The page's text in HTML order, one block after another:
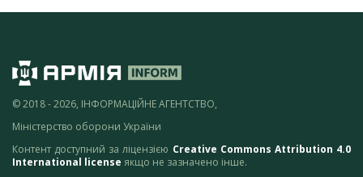
© 2018 - 2026, ІНФОРМАЦІЙНЕ АГЕНТСТВО,
Міністерство оборони України
Контент доступний за ліцензією Creative Commons Attribution 4.0
International license якщо не зазначено інше.